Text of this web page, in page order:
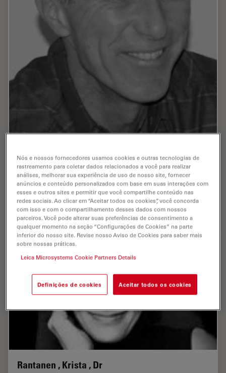
Ranner , Robert
Publications : 4
Rantanen , Krista , Dr
Nós e nossos fornecedores usamos cookies e outras tecnologias de
rastreamento para coletar dados relacionados a você para realizar
análises, melhorar sua experiência de uso de nosso site, fornecer
anúncios e conteúdo personalizados com base em suas interações com
esses e outros sites e permitir que você compartilhe conteúdo nas
redes sociais. Ao clicar em “Aceitar todos os cookies”, você concorda
com isso e com o compartilhamento desses dados com nossos
parceiros. Você pode alterar suas preferências de consentimento a
qualquer momento na seção “Configurações de Cookies” na parte
inferior do nosso site. Revise nosso Aviso de Cookies para saber mais
sobre nossas práticas.
Leica Microsystems Cookie Partners Details
Definições de cookies Aceitar todos os cookies